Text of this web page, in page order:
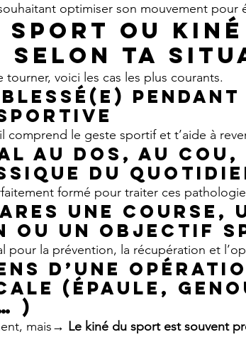
optimiser son mouvement pour
sport ou
selon ta
tourner, voici les cas les plus courants.
pendant
comprend le geste sportif et t’aide à
au dos, au cou,
du
formé pour traiter ces
une course,
ou un objectif
pour la prévention, la récupération et
d’une
(épaule,
)
mais→ Le kiné du sport est souvent